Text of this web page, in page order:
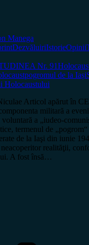
Manega
DezvăluiriIstorieOpinii
Nr. 91
pogromul de la Iași
Holocaustului
Articol apărut în
militară a
a „iudeo-
termenul de
de la Iaşi din iunie
realităţii,
A fost însă…